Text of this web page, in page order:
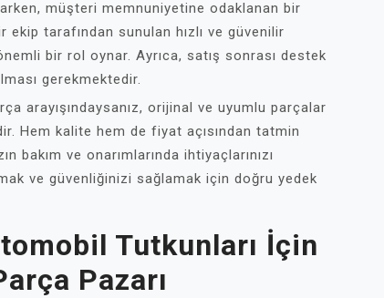
müşteri memnuniyetine odaklanan bir
tarafından sunulan hızlı ve güvenilir
bir rol oynar. Ayrıca, satış sonrası destek
gerekmektedir.
arayışındaysanız, orijinal ve uyumlu parçalar
Hem kalite hem de fiyat açısından tatmin
bakım ve onarımlarında ihtiyaçlarınızı
ve güvenliğinizi sağlamak için doğru yedek
Tutkunları İçin
Pazarı